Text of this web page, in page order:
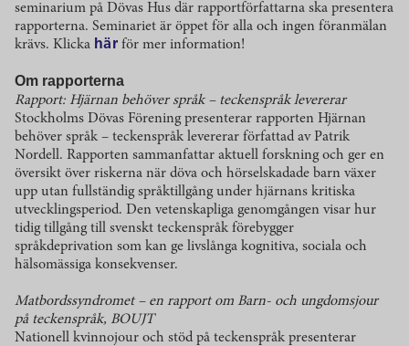
seminarium på Dövas Hus där rapportförfattarna ska presentera
rapporterna. Seminariet är öppet för alla och ingen föranmälan
krävs. Klicka här för mer information!
Om rapporterna
Rapport: Hjärnan behöver språk – teckenspråk levererar
Stockholms Dövas Förening presenterar rapporten Hjärnan
behöver språk – teckenspråk levererar författad av Patrik
Nordell. Rapporten sammanfattar aktuell forskning och ger en
översikt över riskerna när döva och hörselskadade barn växer
upp utan fullständig språktillgång under hjärnans kritiska
utvecklingsperiod. Den vetenskapliga genomgången visar hur
tidig tillgång till svenskt teckenspråk förebygger
språkdeprivation som kan ge livslånga kognitiva, sociala och
hälsomässiga konsekvenser.
Matbordssyndromet – en rapport om Barn- och ungdomsjour
på teckenspråk, BOUJT
Nationell kvinnojour och stöd på teckenspråk presenterar